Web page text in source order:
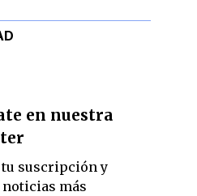
en nuestra
suscripción y
más